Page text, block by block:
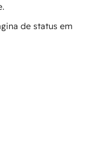
de status em